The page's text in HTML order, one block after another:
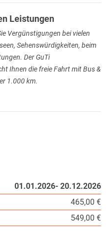
Leistungen
Vergünstigungen bei vielen
Sehenswürdigkeiten, beim
Der GuTi
Ihnen die freie Fahrt mit Bus &
1.000 km.
01.01.2026- 20.12.2026
465,00 €
549,00 €